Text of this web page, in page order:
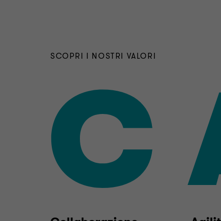
SCOPRI I NOSTRI VALORI
C